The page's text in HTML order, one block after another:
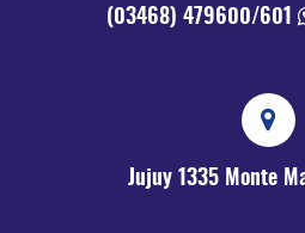
(03468) 479600/601
Jujuy 1335 Monte